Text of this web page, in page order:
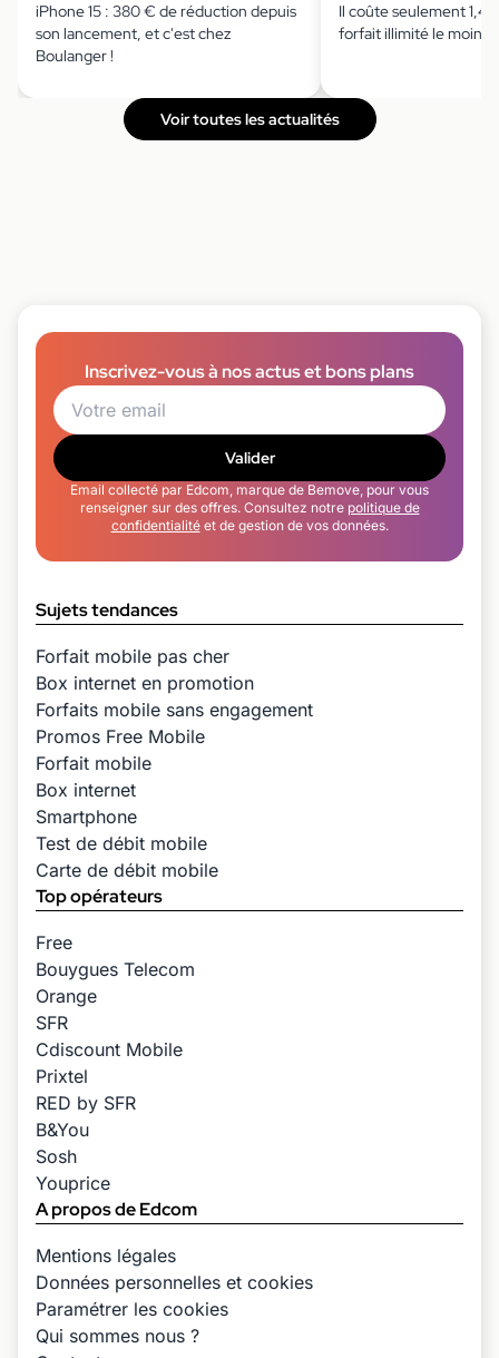
iPhone 15 : 380 € de réduction depuis
son lancement, et c'est chez
Boulanger !
Il coûte seulement
forfait illimité le moins
Voir toutes les actualités
Inscrivez-vous à nos actus et bons plans
Valider
Email collecté par Edcom, marque de Bemove, pour vous
renseigner sur des offres. Consultez notre politique de
confidentialitéet de gestion de vos données.
Sujets tendances
Forfait mobile pas cher
Box internet en promotion
Forfaits mobile sans engagement
Promos Free Mobile
Forfait mobile
Box internet
Smartphone
Test de débit mobile
Carte de débit mobile
Top opérateurs
Free
Bouygues Telecom
Orange
SFR
Cdiscount Mobile
Prixtel
RED by SFR
B&You
Sosh
Youprice
A propos de Edcom
Mentions légales
Données personnelles et cookies
Paramétrer les cookies
Qui sommes nous ?